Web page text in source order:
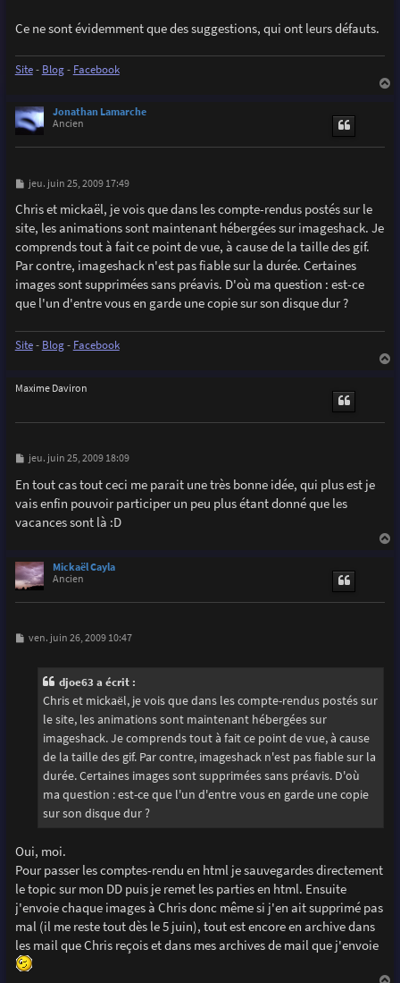
Ce ne sont évidemment que des suggestions, qui ont leurs défauts.
Site- Blog- Facebook
Jonathan Lamarche
Ancien
M
s
s
a
e
jeu. juin 25, 2009 17:49
Chris et mickaël, je vois que dans les compte-rendus postés sur le
site, les animations sont maintenant hébergées sur imageshack. Je
comprends tout à fait ce point de vue, à cause de la taille des gif.
Par contre, imageshack n'est pas fiable sur la durée. Certaines
images sont supprimées sans préavis. D'où ma question : est-ce
que l'un d'entre vous en garde une copie sur son disque dur ?
Site- Blog- Facebook
Maxime Daviron
M
s
s
a
e
jeu. juin 25, 2009 18:09
En tout cas tout ceci me parait une très bonne idée, qui plus est je
vais enfin pouvoir participer un peu plus étant donné que les
vacances sont là :D
Mickaël Cayla
Ancien
M
ven. juin 26, 2009 10:47
djoe63 a écrit :
Chris et mickaël, je vois que dans les compte-rendus postés sur
le site, les animations sont maintenant hébergées sur
imageshack. Je comprends tout à fait ce point de vue, à cause
de la taille des gif. Par contre, imageshack n'est pas fiable sur la
durée. Certaines images sont supprimées sans préavis. D'où
ma question : est-ce que l'un d'entre vous en garde une copie
sur son disque dur ?
Oui, moi.
Pour passer les comptes-rendu en html je sauvegardes directement
le topic sur mon DD puis je remet les parties en html. Ensuite
j'envoie chaque images à Chris donc même si j'en ait supprimé pas
mal (il me reste tout dès le 5 juin), tout est encore en archive dans
les mail que Chris reçois et dans mes archives de mail que j'envoie